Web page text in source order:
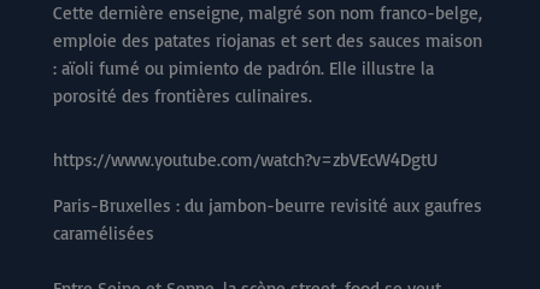
Cette dernière enseigne, malgré son nom franco-belge,
emploie des patates riojanas et sert des sauces maison
: aïoli fumé ou pimiento de padrón. Elle illustre la
porosité des frontières culinaires.
https://www.youtube.com/watch?v=zbVEcW4DgtU
Paris-Bruxelles : du jambon-beurre revisité aux gaufres
caramélisées